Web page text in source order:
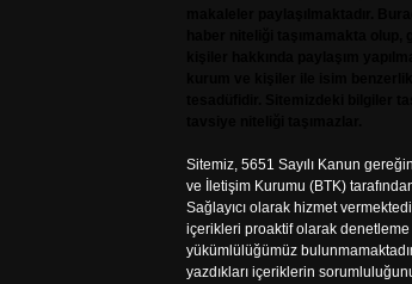
Sitemiz, 5651 Sayılı Kanun
ve İletişim Kurumu (BTK)
Sağlayıcı olarak hizmet
içerikleri proaktif olarak denetleme
yükümlülüğümüz
yazdıkları içeriklerin